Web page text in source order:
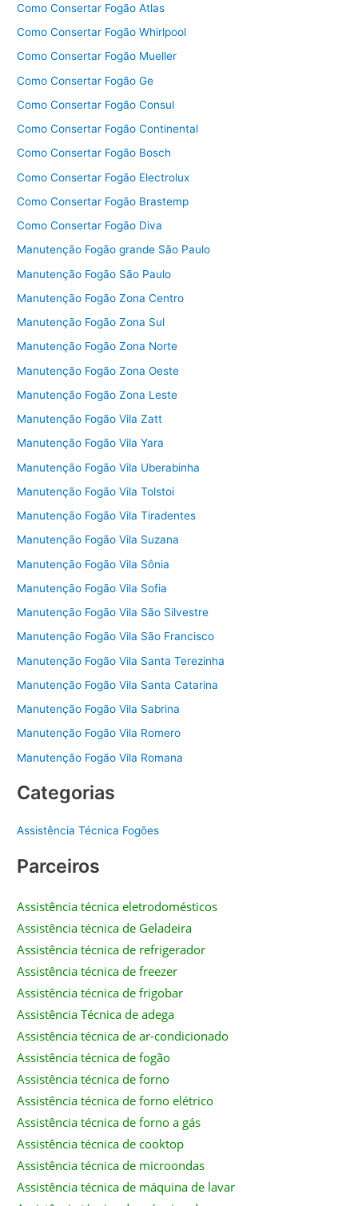
Como Consertar Fogão Atlas
Como Consertar Fogão Whirlpool
Como Consertar Fogão Mueller
Como Consertar Fogão Ge
Como Consertar Fogão Consul
Como Consertar Fogão Continental
Como Consertar Fogão Bosch
Como Consertar Fogão Electrolux
Como Consertar Fogão Brastemp
Como Consertar Fogão Diva
Manutenção Fogão grande São Paulo
Manutenção Fogão São Paulo
Manutenção Fogão Zona Centro
Manutenção Fogão Zona Sul
Manutenção Fogão Zona Norte
Manutenção Fogão Zona Oeste
Manutenção Fogão Zona Leste
Manutenção Fogão Vila Zatt
Manutenção Fogão Vila Yara
Manutenção Fogão Vila Uberabinha
Manutenção Fogão Vila Tolstoi
Manutenção Fogão Vila Tiradentes
Manutenção Fogão Vila Suzana
Manutenção Fogão Vila Sônia
Manutenção Fogão Vila Sofia
Manutenção Fogão Vila São Silvestre
Manutenção Fogão Vila São Francisco
Manutenção Fogão Vila Santa Terezinha
Manutenção Fogão Vila Santa Catarina
Manutenção Fogão Vila Sabrina
Manutenção Fogão Vila Romero
Manutenção Fogão Vila Romana
Categorias
Assistência Técnica Fogões
Parceiros
Assistência técnica eletrodomésticos
Assistência técnica de Geladeira
Assistência técnica de refrigerador
Assistência técnica de freezer
Assistência técnica de frigobar
Assistência Técnica de adega
Assistência técnica de ar-condicionado
Assistência técnica de fogão
Assistência técnica de forno
Assistência técnica de forno elétrico
Assistência técnica de forno a gás
Assistência técnica de cooktop
Assistência técnica de microondas
Assistência técnica de máquina de lavar